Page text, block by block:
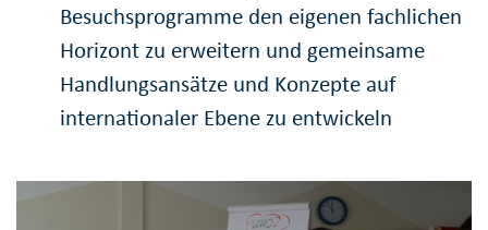
Besuchsprogramme den eigenen fachlichen
Horizont zu erweitern und gemeinsame
Handlungsansätze und Konzepte auf
internationaler Ebene zu entwickeln